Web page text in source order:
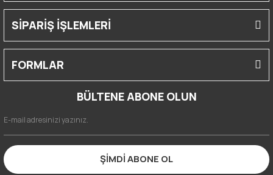
SİPARİŞ İŞLEMLERİ
FORMLAR
BÜLTENE ABONE OLUN
ŞİMDİ ABONE OL